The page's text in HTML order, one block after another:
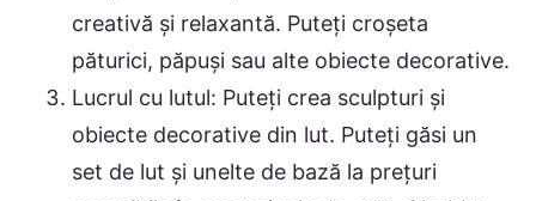
creativă și relaxantă. Puteți croșeta
păturici, păpuși sau alte obiecte decorative.
Lucrul cu lutul: Puteți crea sculpturi și
obiecte decorative din lut. Puteți găsi un
set de lut și unelte de bază la prețuri